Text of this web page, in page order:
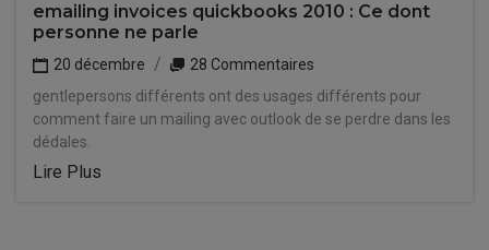
emailing invoices quickbooks 2010 : Ce dont
personne ne parle
20 décembre
28 Commentaires
gentlepersons différents ont des usages différents pour
comment faire un mailing avec outlook de se perdre dans les
dédales.
Lire Plus